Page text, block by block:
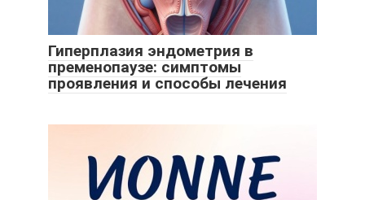
Гиперплазия эндометрия в
пременопаузе: симптомы
проявления и способы лечения